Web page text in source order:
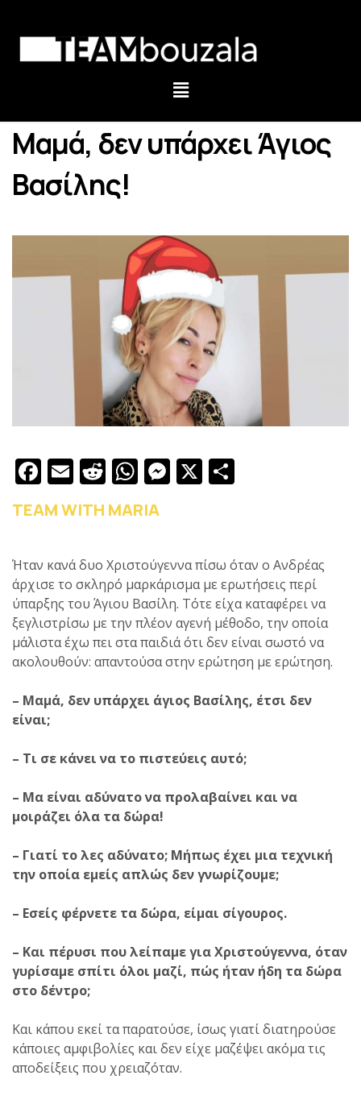
Μαμά, δεν υπάρχει Άγιος
Βασίλης!
Facebook
EmailReddit
WhatsApp
Messenger
X
TEAM WITH MARIA
Ήταν κανά δυο Χριστούγεννα πίσω όταν ο Ανδρέας
άρχισε το σκληρό μαρκάρισμα με ερωτήσεις περί
ύπαρξης του Άγιου Βασίλη. Τότε είχα καταφέρει να
ξεγλιστρίσω με την πλέον αγενή μέθοδο, την οποία
μάλιστα έχω πει στα παιδιά ότι δεν είναι σωστό να
ακολουθούν: απαντούσα στην ερώτηση με ερώτηση.
– Μαμά, δεν υπάρχει άγιος Βασίλης, έτσι δεν
είναι;
– Τι σε κάνει να το πιστεύεις αυτό;
– Μα είναι αδύνατο να προλαβαίνει και να
μοιράζει όλα τα δώρα!
– Γιατί το λες αδύνατο; Μήπως έχει μια τεχνική
την οποία εμείς απλώς δεν γνωρίζουμε;
– Εσείς φέρνετε τα δώρα, είμαι σίγουρος.
– Και πέρυσι που λείπαμε για Χριστούγεννα, όταν
γυρίσαμε σπίτι όλοι μαζί, πώς ήταν ήδη τα δώρα
στο δέντρο;
Και κάπου εκεί τα παρατούσε, ίσως γιατί διατηρούσε
κάποιες αμφιβολίες και δεν είχε μαζέψει ακόμα τις
αποδείξεις που χρειαζόταν.